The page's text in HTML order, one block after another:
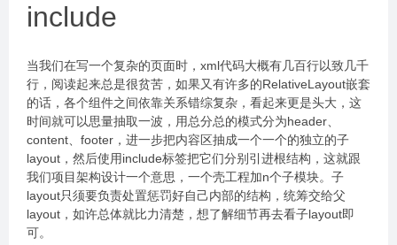
include
当我们在写一个复杂的页面时，xml代码大概有几百行以致几千
行，阅读起来总是很贫苦，如果又有许多的RelativeLayout嵌套
的话，各个组件之间依靠关系错综复杂，看起来更是头大，这
时间就可以思量抽取一波，用总分总的模式分为header、
content、footer，进一步把内容区抽成一个一个的独立的子
layout，然后使用include标签把它们分别引进根结构，这就跟
我们项目架构设计一个意思，一个壳工程加n个子模块。子
layout只须要负责处置惩罚好自己内部的结构，统筹交给父
layout，如许总体就比力清楚，想了解细节再去看子layout即
可。